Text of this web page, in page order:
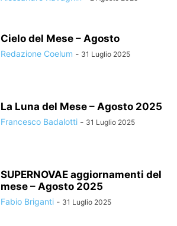
Cielo del Mese – Agosto
Redazione Coelum - 31 Luglio 2025
La Luna del Mese – Agosto 2025
Francesco Badalotti - 31 Luglio 2025
SUPERNOVAE aggiornamenti del
mese – Agosto 2025
Fabio Briganti - 31 Luglio 2025